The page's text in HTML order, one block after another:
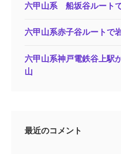
六甲山系 船坂谷ルート
六甲山系赤子谷ルートで
六甲山系神戸電鉄谷上駅
山
最近のコメント